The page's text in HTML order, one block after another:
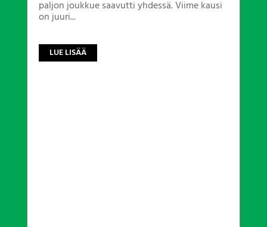
paljon joukkue saavutti yhdessä. Viime kausi
on juuri...
LUE LISÄÄ